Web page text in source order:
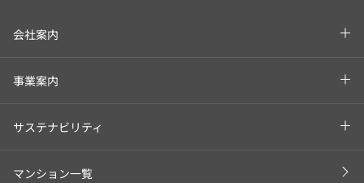
会社案内
事業案内
サステナビリティ
マンション一覧